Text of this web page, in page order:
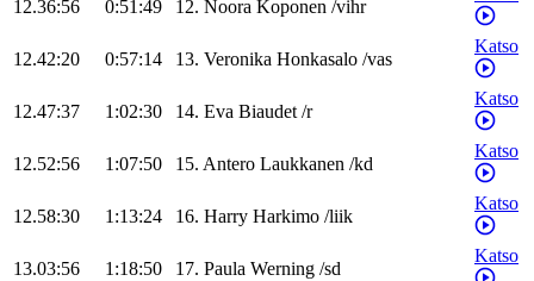
12.36:56 0:51:49 12. Noora Koponen /vihr
12.42:20 0:57:14 13. Veronika Honkasalo /vas
Katso
12.47:37 1:02:30 14. Eva Biaudet/r
Katso
12.52:56 1:07:50 15. Antero Laukkanen /kd
Katso
12.58:30 1:13:24 16. Harry Harkimo /liik
Katso
13.03:56 1:18:50 17. Paula Werning /sd
Katso